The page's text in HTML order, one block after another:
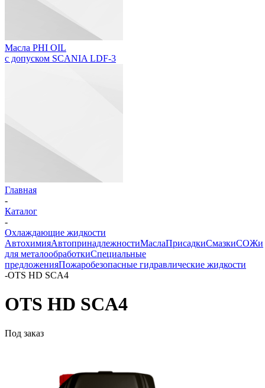
Масла PHI OIL
с допуском SCANIA LDF-3
Главная
-
Каталог
-
Охлаждающие жидкости
АвтохимияАвтопринадлежностиМаслаПрисадкиСмазкиСОЖи
для металообработкиСпециальные
предложенияПожаробезопасные гидравлические жидкости
-OTS HD SCA4
OTS HD SCA4
Под заказ